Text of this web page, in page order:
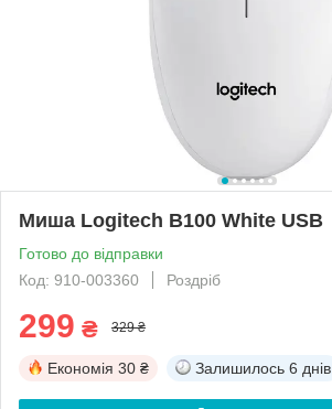
Миша Logitech B100 White USB
Готово до відправки
Код: 910-003360
Роздріб
299 ₴ 329 ₴
Економія 30 ₴ Залишилось 6 днів